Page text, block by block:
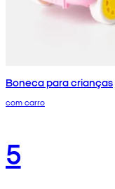
Boneca para crianças
com carro
5